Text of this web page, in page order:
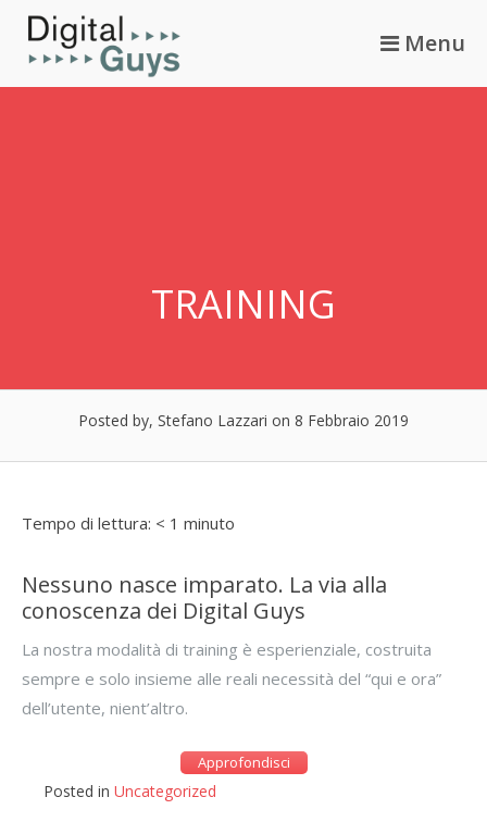
Menu
TRAINING
Posted by, Stefano Lazzari on 8 Febbraio 2019
Tempo di lettura: < 1 minuto
Nessuno nasce imparato. La via alla
conoscenza dei Digital Guys
La nostra modalità di training è esperienziale, costruita
sempre e solo insieme alle reali necessità del “qui e ora”
dell’utente, nient’altro.
Approfondisci
Posted in Uncategorized